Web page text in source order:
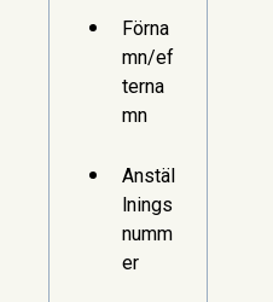
Förna
mn/ef
terna
mn
Anstäl
lnings
numm
er